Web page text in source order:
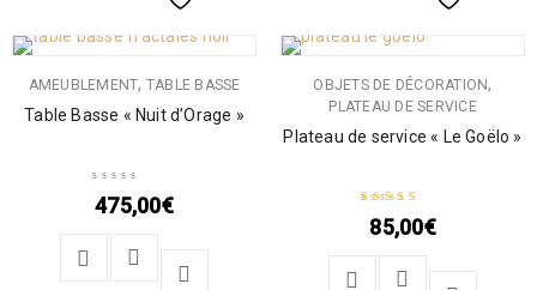
AMEUBLEMENT, TABLE BASSE
Table Basse « Nuit d’Orage »
475,00€
OBJETS DE DÉCORATION,
PLATEAU DE SERVICE
Plateau de service « Le Goëlo »
Note5.00sur 5
85,00€